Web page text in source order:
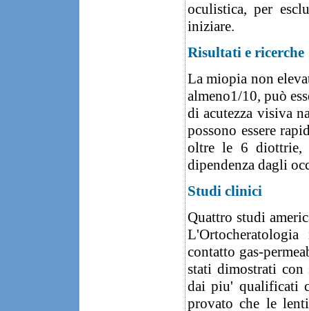
oculistica, per
iniziare.
Risultati e ricerche
La miopia non
almeno1/10, può
di acutezza visiva
possono essere
oltre le 6 diottrie,
dipendenza dagli
Studi clinici
Quattro studi
contatto gas-
stati dimostrati
dai piu' qualificati
provato che le